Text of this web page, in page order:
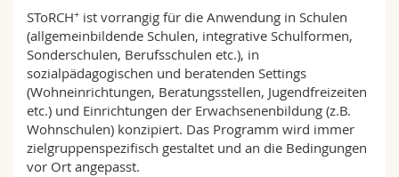
SToRCH+ ist vorrangig für die Anwendung in Schulen
(allgemeinbildende Schulen, integrative Schulformen,
Sonderschulen, Berufsschulen etc.), in
sozialpädagogischen und beratenden Settings
(Wohneinrichtungen, Beratungsstellen, Jugendfreizeiten
etc.) und Einrichtungen der Erwachsenenbildung (z.B.
Wohnschulen) konzipiert. Das Programm wird immer
zielgruppenspezifisch gestaltet und an die Bedingungen
vor Ort angepasst.